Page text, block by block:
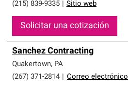
(215) 839-9335 Sitio web
Solicitar una cotización
Sanchez Contracting
Quakertown, PA
(267) 371-2814
Correo electrónico